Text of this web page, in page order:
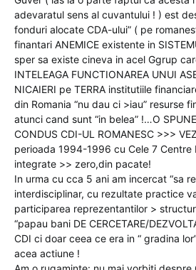
adevaratul sens al cuvantului ! ) est
fonduri alocate CDA-ului” ( pe
finantari ANEMICE existente in
sper sa existe cineva in acel Ggrup
INTELEAGA FUNCTIONAREA UNUI
NICAIERI pe TERRA institutiile
din Romania “nu dau ci >iau” resurse
atunci cand sunt “in belea” !…O
CONDUS CDI-UL ROMANESC >>>
perioada 1994-1996 cu Cele 7 Centre
integrate >> zero,din pacate!
In urma cu cca 5 ani am incercat “sa
interdisciplinar, cu rezultate practice
participarea reprezentantilor >
“papau bani DE CERCETARE/
CDI ci doar ceea ce era in “ gradina
acea actiune !